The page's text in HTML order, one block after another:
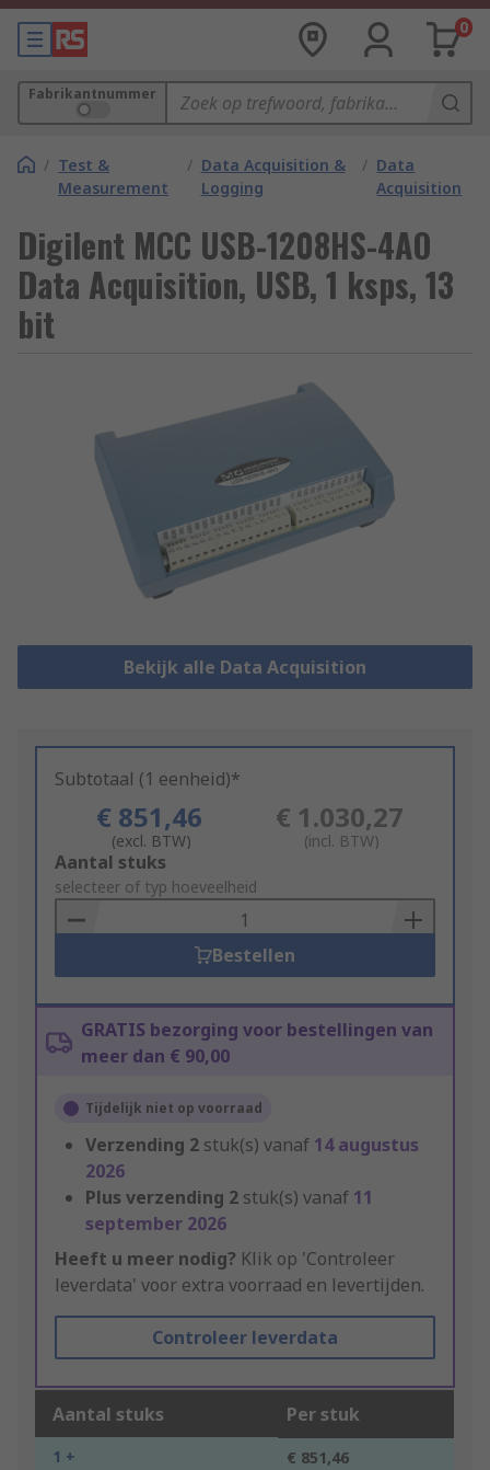
0
Fabrikantnummer
/ Test &
Measurement
/ Data Acquisition &
Logging
/ Data
Acquisition
Digilent MCC USB-1208HS-4AO
Data Acquisition, USB, 1 ksps, 13
bit
Bekijk alle Data Acquisition
Subtotaal (1 eenheid)*
€ 851,46
(excl. BTW)
€ 1.030,27
(incl. BTW)
Add
to
Basket
Aantal stuks
selecteer of typ hoeveelheid
Bestellen
GRATIS bezorging voor bestellingen van
meer dan € 90,00
Tijdelijk niet op voorraad
Verzending 2 stuk(s) vanaf 14 augustus
2026
Plus verzending 2 stuk(s) vanaf 11
september 2026
Heeft u meer nodig? Klik op 'Controleer
leverdata' voor extra voorraad en levertijden.
Controleer leverdata
Aantal stuks Per stuk
1 + € 851,46